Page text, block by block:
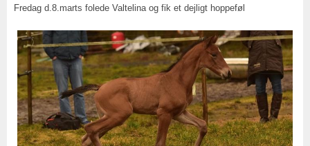
Fredag d.8.marts folede Valtelina og fik et dejligt hoppeføl